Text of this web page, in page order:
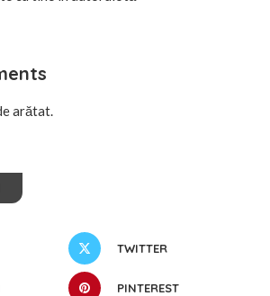
arătat.
TWITTER
PINTEREST